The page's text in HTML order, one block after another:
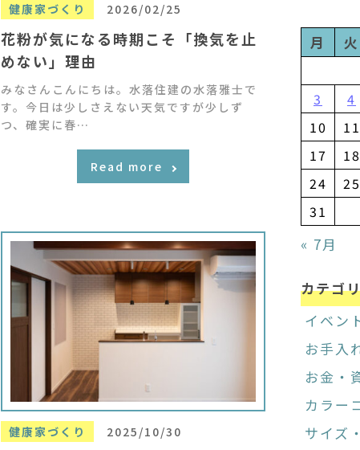
健康家づくり 2026/02/25
花粉が気になる時期こそ「換気を止
めない」理由
みなさんこんにちは。水落住建の水落雅士で
す。今日は少しさえない天気ですが少しず
つ、確実に春…
Read more
健康家づくり 2025/10/30
月
火
3
4
10
11
17
18
24
25
31
« 7月
カテゴ
イベン
お手入
お金・
カラー
サイズ